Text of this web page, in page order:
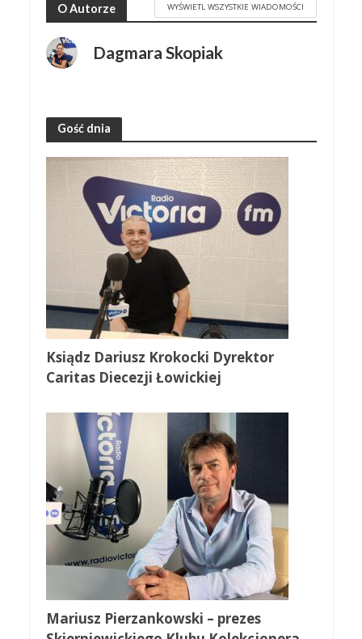
O Autorze WYŚWIETL WSZYSTKIE WIADOMOŚCI
Dagmara Skopiak
Gość dnia
Ksiądz Dariusz Krokocki Dyrektor
Caritas Diecezji Łowickiej
Mariusz Pierzankowski – prezes